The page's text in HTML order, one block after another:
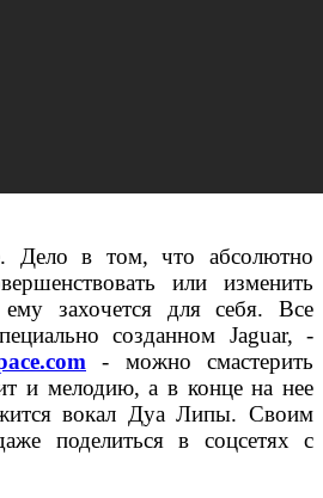
Дело в том, что абсолютно
или изменить
захочется для себя. Все
созданном Jaguar, -
- можно смастерить
и мелодию, а в конце на нее
вокал Дуа Липы. Своим
поделиться в соцсетях с